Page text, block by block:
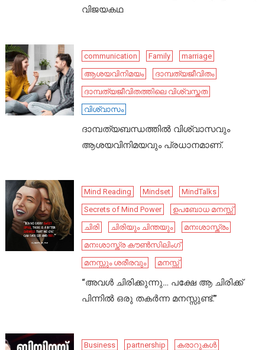
വിജയകഥ
communication Family
marriage
ആശയവിനിമയം
ദാമ്പത്യജീവിതം
ദാമ്പത്യജീവിതത്തിലെ വിശ്വസ്തത
വിശ്വാസം
ദാമ്പത്യബന്ധത്തിൽ വിശ്വാസവും
ആശയവിനിമയവും പ്രധാനമാണ്.
Mind Reading Mindset
MindTalks
Secrets of Mind Power
ഉപബോധ മനസ്സ്
ചിരി
ചിരിയും ചിന്തയും
മനഃശാസ്ത്രം
മനഃശാസ്ത്ര കൗൺസിലിംഗ്
മനസ്സും ശരീരവും
മനസ്സ്
“അവൾ ചിരിക്കുന്നു… പക്ഷേ ആ ചിരിക്ക്
പിന്നിൽ ഒരു തകർന്ന മനസ്സുണ്ട്.”
Business partnership
കരാറുകൾ